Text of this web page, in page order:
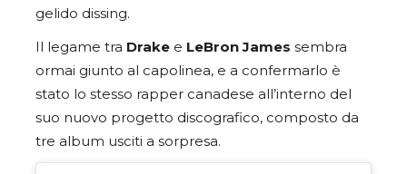
gelido dissing.
Il legame tra Drake e LeBron James sembra
ormai giunto al capolinea, e a confermarlo è
stato lo stesso rapper canadese all’interno del
suo nuovo progetto discografico, composto da
tre album usciti a sorpresa.